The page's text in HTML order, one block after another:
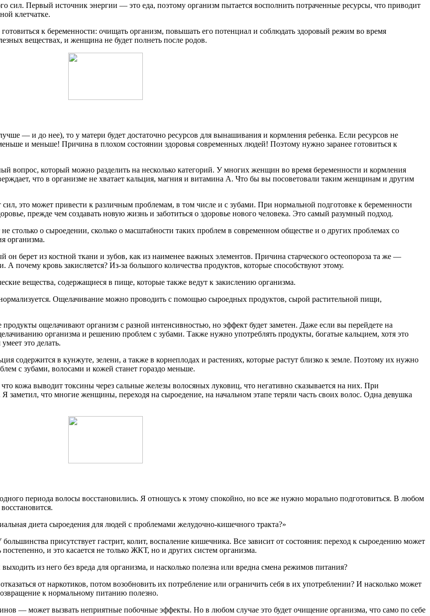
сил. Первый источник энергии — это еда, поэтому организм пытается восполнить потраченные ресурсы, что приводит
клетчатке.
к беременности: очищать организм, повышать его потенциал и соблюдать здоровый режим во время
веществах, и женщина не будет полнеть после родов.
— и до нее), то у матери будет достаточно ресурсов для вынашивания и кормления ребенка. Если ресурсов не
и меньше! Причина в плохом состоянии здоровья современных людей! Поэтому нужно заранее готовиться к
вопрос, который можно разделить на несколько категорий. У многих женщин во время беременности и кормления
что в организме не хватает кальция, магния и витамина А. Что бы вы посоветовали таким женщинам и другим
это может привести к различным проблемам, в том числе и с зубами. При нормальной подготовке к беременности
прежде чем создавать новую жизнь и заботиться о здоровье нового человека. Это самый разумный подход.
столько о сыроедении, сколько о масштабности таких проблем в современном обществе и о других проблемах со
организма.
берет из костной ткани и зубов, как из наименее важных элементов. Причина старческого остеопороза та же —
почему кровь закисляется? Из-за большого количества продуктов, которые способствуют этому.
вещества, содержащиеся в пище, которые также ведут к закислению организма.
Ощелачивание можно проводить с помощью сыроедных продуктов, сырой растительной пищи,
ощелачивают организм с разной интенсивностью, но эффект будет заметен. Даже если вы перейдете на
организма и решению проблем с зубами. Также нужно употреблять продукты, богатые кальцием, хотя это
это делать.
содержится в кунжуте, зелени, а также в корнеплодах и растениях, которые растут близко к земле. Поэтому их нужно
с зубами, волосами и кожей станет гораздо меньше.
кожа выводит токсины через сальные железы волосяных луковиц, что негативно сказывается на них. При
заметил, что многие женщины, переходя на сыроедение, на начальном этапе теряли часть своих волос. Одна девушка
периода волосы восстановились. Я отношусь к этому спокойно, но все же нужно морально подготовиться. В любом
диета сыроедения для людей с проблемами желудочно-кишечного тракта?»
присутствует гастрит, колит, воспаление кишечника. Все зависит от состояния: переход к сыроедению может
и это касается не только ЖКТ, но и других систем организма.
из него без вреда для организма, и насколько полезна или вредна смена режимов питания?
от наркотиков, потом возобновить их потребление или ограничить себя в их употреблении? И насколько может
к нормальному питанию полезно.
— может вызвать неприятные побочные эффекты. Но в любом случае это будет очищение организма, что само по себе